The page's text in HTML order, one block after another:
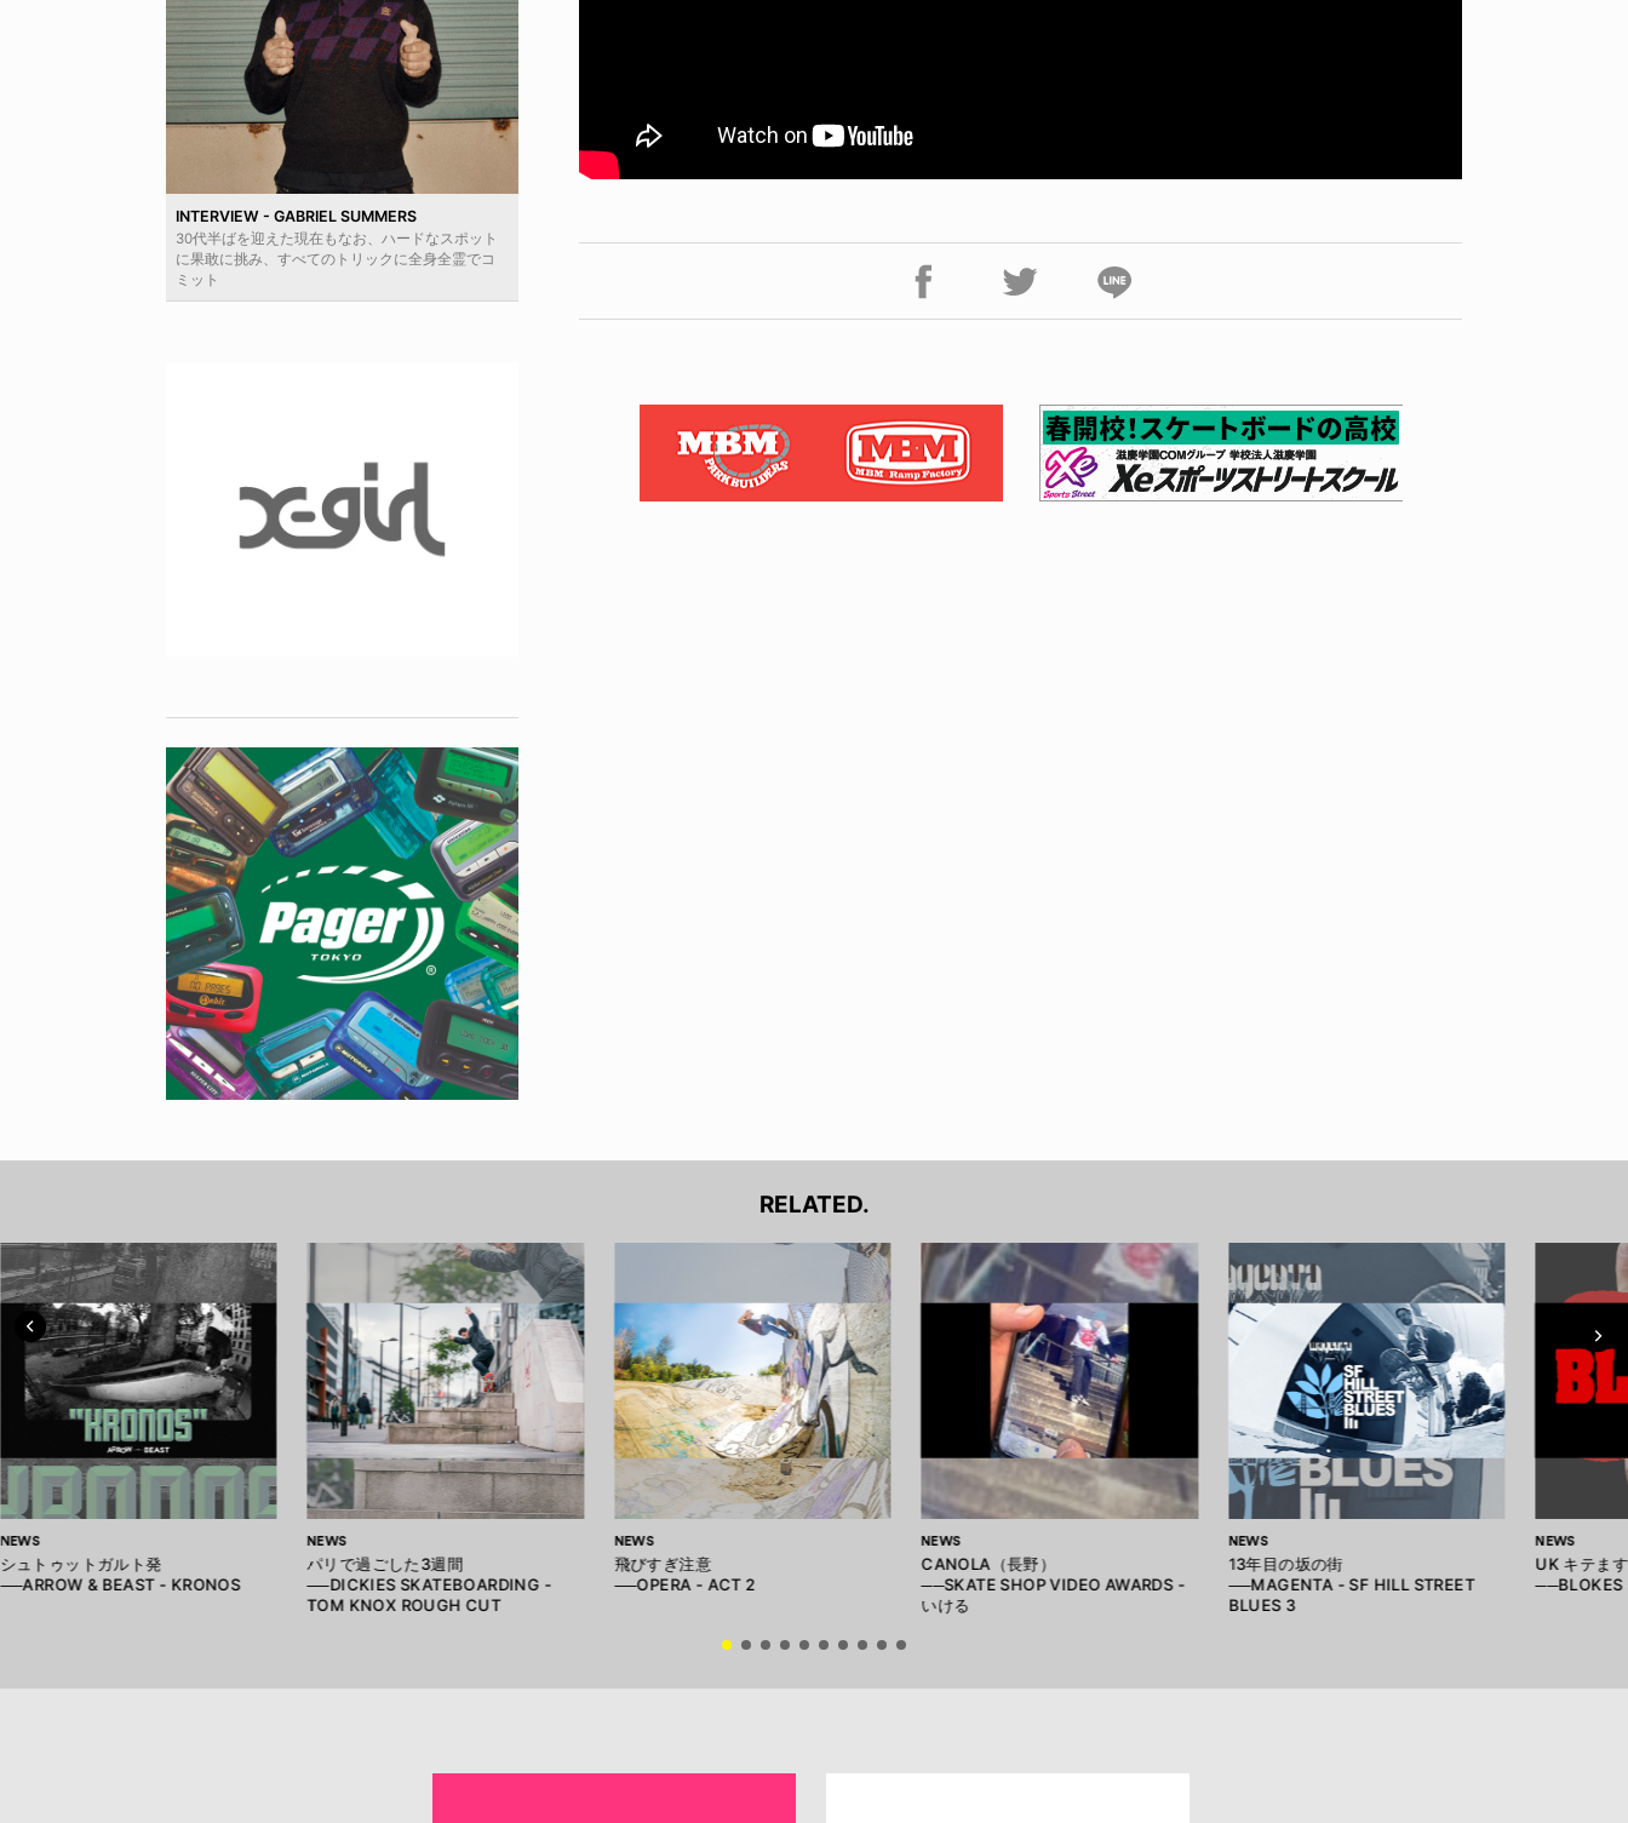
INTERVIEW - GABRIEL SUMMERS
30代半ばを迎えた現在もなお、ハードなスポット
に果敢に挑み、すべてのトリックに全身全霊でコ
ミット
RELATED.
NEWS
シュトゥットガルト発
──ARROW & BEAST - KRONOS
NEWS
パリで過ごした3週間
──DICKIES SKATEBOARDING -
TOM KNOX ROUGH CUT
NEWS
飛びすぎ注意
──OPERA - ACT 2
NEWS
CANOLA（長野）
──SKATE SHOP VIDEO AWARDS -
いける
NEWS
13年目の坂の街
──MAGENTA - SF HILL STREET
BLUES 3
NEWS
UK キテます
──BLOKES